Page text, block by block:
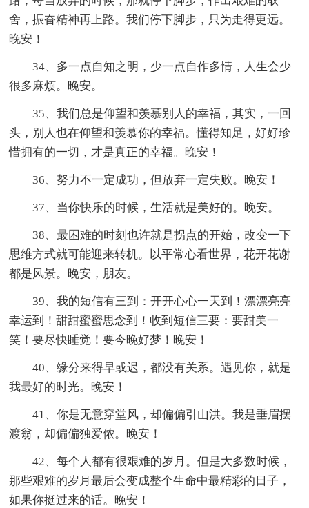
舍，振奋精神再上路。我们停下脚步，只为走得更远。
晚安！
34、多一点自知之明，少一点自作多情，人生会少
很多麻烦。晚安。
35、我们总是仰望和羡慕别人的幸福，其实，一回
头，别人也在仰望和羡慕你的幸福。懂得知足，好好珍
惜拥有的一切，才是真正的幸福。晚安！
36、努力不一定成功，但放弃一定失败。晚安！
37、当你快乐的时候，生活就是美好的。晚安。
38、最困难的时刻也许就是拐点的开始，改变一下
思维方式就可能迎来转机。以平常心看世界，花开花谢
都是风景。晚安，朋友。
39、我的短信有三到：开开心心一天到！漂漂亮亮
幸运到！甜甜蜜蜜思念到！收到短信三要：要甜美一
笑！要尽快睡觉！要今晚好梦！晚安！
40、缘分来得早或迟，都没有关系。遇见你，就是
我最好的时光。晚安！
41、你是无意穿堂风，却偏偏引山洪。我是垂眉摆
渡翁，却偏偏独爱侬。晚安！
42、每个人都有很艰难的岁月。但是大多数时候，
那些艰难的岁月最后会变成整个生命中最精彩的日子，
如果你挺过来的话。晚安！